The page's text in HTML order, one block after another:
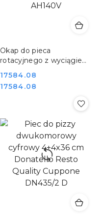
Okap do pieca
rotacyjnego z wyciągiem
Quality Cuppone AH140V
Cena:
17584.08
Cena:
17584.08